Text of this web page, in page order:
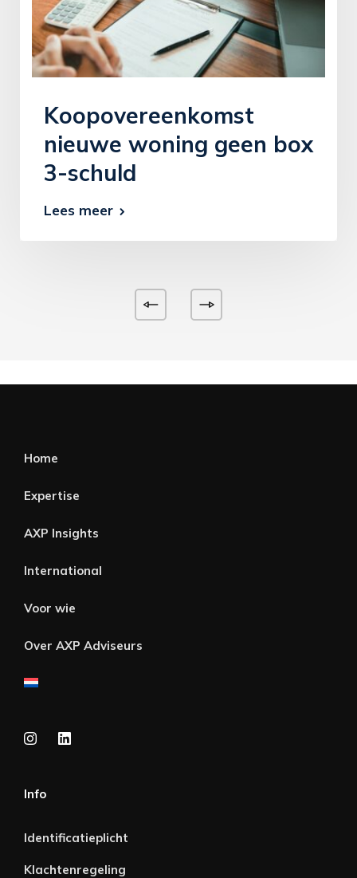
Koopovereenkomst
nieuwe woning geen box
3-schuld
Lees meer
Home
Expertise
AXP Insights
International
Voor wie
Over AXP Adviseurs
Info
Identificatieplicht
Klachtenregeling